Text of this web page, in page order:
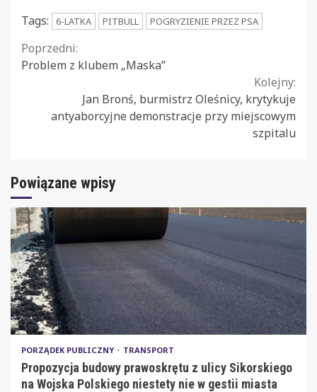
Tags: 6-LATKA PITBULL POGRYZIENIE PRZEZ PSA
Continue
Poprzedni:
Problem z klubem „Maska”
Kolejny:
Jan Bronś, burmistrz Oleśnicy, krytykuje
antyaborcyjne demonstracje przy miejscowym
szpitalu
Powiązane wpisy
PORZĄDEK PUBLICZNY TRANSPORT
Propozycja budowy prawoskrętu z ulicy Sikorskiego
na Wojska Polskiego niestety nie w gestii miasta